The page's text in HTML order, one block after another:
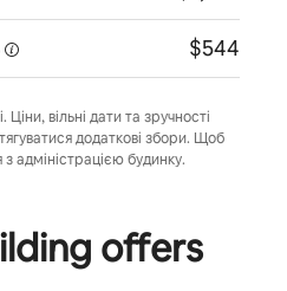
$544
вільні дати та зручності
додаткові збори. Щоб
з адміністрацією будинку.
offers